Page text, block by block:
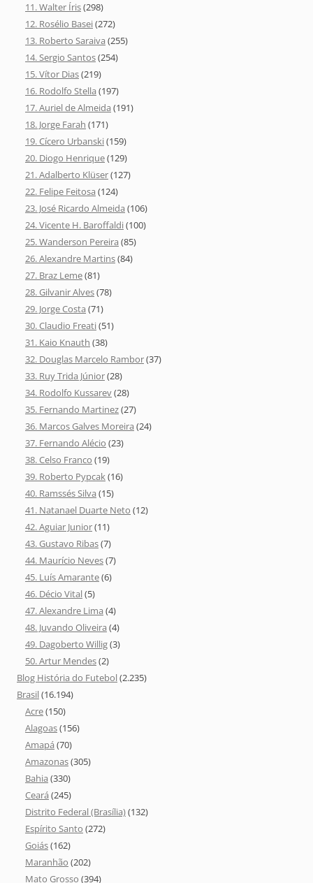
11. Walter Íris(298)
12. Rosélio Basei(272)
13. Roberto Saraiva (255)
14. Sergio Santos(254)
15. Vítor Dias(219)
16. Rodolfo Stella (197)
17. Auriel de Almeida (191)
18. Jorge Farah (171)
19. Cícero Urbanski(159)
20. Diogo Henrique(129)
21. Adalberto Klüser(127)
22. Felipe Feitosa (124)
23. José Ricardo Almeida (106)
24. Vicente H. Baroffaldi(100)
25. Wanderson Pereira (85)
26. Alexandre Martins(84)
27. Braz Leme(81)
28. Gilvanir Alves(78)
29. Jorge Costa (71)
30. Claudio Freati(51)
31. Kaio Knauth (38)
32. Douglas Marcelo Rambor(37)
33. Ruy Trida Júnior(28)
34. Rodolfo Kussarev(28)
35. Fernando Martinez(27)
36. Marcos Galves Moreira (24)
37. Fernando Alécio (23)
38. Celso Franco (19)
39. Roberto Pypcak(16)
40. Ramssés Silva (15)
41. Natanael Duarte Neto (12)
42. Aguiar Junior(11)
43. Gustavo Ribas(7)
44. Maurício Neves(7)
45. Luís Amarante(6)
46. Décio Vital(5)
47. Alexandre Lima (4)
48. Juvando Oliveira (4)
49. Dagoberto Willig(3)
50. Artur Mendes(2)
Blog História do Futebol(2.235)
Brasil(16.194)
Acre(150)
Alagoas(156)
Amapá (70)
Amazonas(305)
Bahia (330)
Ceará (245)
Distrito Federal (Brasília)(132)
Espírito Santo (272)
Goiás(162)
Maranhão (202)
Mato Grosso (394)